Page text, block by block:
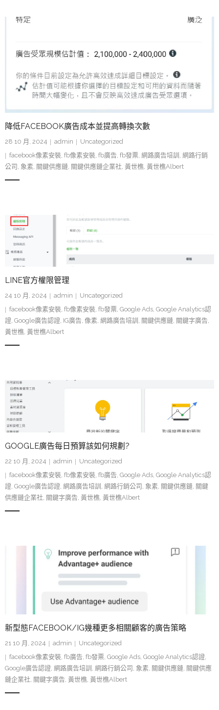
降低FACEBOOK廣告成本並提高轉換次數
28 10 月, 2024 admin
Uncategorized
facebook像素安裝 fb像素安裝 fb廣告 fb發票 網路廣告培訓 網路行銷
公司 象素 關鍵供應鏈 關鍵供應鏈企業社 黃世樵 黃世樵Albert
LINE官方權限管理
24 10 月, 2024 admin
Uncategorized
facebook像素安裝, fb像素安裝, fb發票, Google Ads, Google Analytics認
證, Google廣告認證, IG廣告, 像素, 網路廣告培訓 , 關鍵供應鏈, 關鍵字廣告,
黃世樵, 黃世樵Albert
GOOGLE廣告每日預算該如何規劃?
22 10 月, 2024 admin
Uncategorized
facebook像素安裝, fb像素安裝, fb廣告, Google Ads, Google Analytics認
證, Google廣告認證, 網路廣告培訓 , 網路行銷公司 , 象素, 關鍵供應鏈, 關鍵
供應鏈企業社, 關鍵字廣告, 黃世樵, 黃世樵Albert
新型態FACEBOOK/IG幾種更多相關顧客的廣告策略
21 10 月, 2024 admin
Uncategorized
facebook像素安裝 fb廣告 fb發票 Google Ads Google Analytics認證
Google廣告認證 網路廣告培訓 網路行銷公司 象素 關鍵供應鏈 關鍵供應
鏈企業社 關鍵字廣告 黃世樵 黃世樵Albert